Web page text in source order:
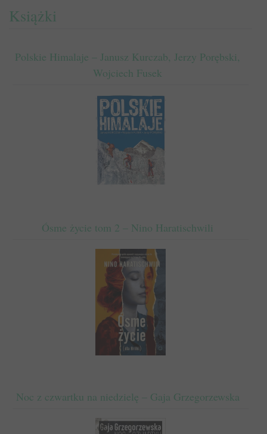
Książki
Polskie Himalaje – Janusz Kurczab, Jerzy Porębski,
Wojciech Fusek
Ósme życie tom 2 – Nino Haratischwili
Noc z czwartku na niedzielę – Gaja Grzegorzewska